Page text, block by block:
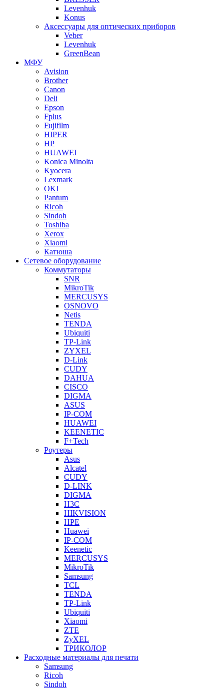
Levenhuk
Konus
Аксессуары для оптических приборов
Veber
Levenhuk
GreenBean
МФУ
Avision
Brother
Canon
Deli
Epson
Fplus
Fujifilm
HIPER
HP
HUAWEI
Konica Minolta
Kyocera
Lexmark
OKI
Pantum
Ricoh
Sindoh
Toshiba
Xerox
Xiaomi
Катюша
Сетевое оборудование
Коммутаторы
SNR
MikroTik
MERCUSYS
OSNOVO
Netis
TENDA
Ubiquiti
TP-Link
ZYXEL
D-Link
CUDY
DAHUA
CISCO
DIGMA
ASUS
IP-COM
HUAWEI
KEENETIC
F+Tech
Роутеры
Asus
Alcatel
CUDY
D-LINK
DIGMA
H3C
HIKVISION
HPE
Huawei
IP-COM
Keenetic
MERCUSYS
MikroTik
Samsung
TCL
TENDA
TP-Link
Ubiquiti
Xiaomi
ZTE
ZyXEL
ТРИКОЛОР
Расходные материалы для печати
Samsung
Ricoh
Sindoh